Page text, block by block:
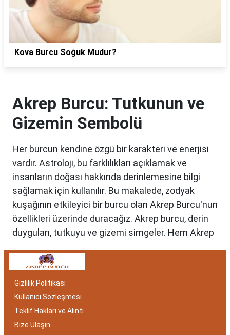
Kova Burcu Soğuk Mudur?
Akrep Burcu: Tutkunun ve
Gizemin Sembolü
Her burcun kendine özgü bir karakteri ve enerjisi
vardır. Astroloji, bu farklılıkları açıklamak ve
insanların doğası hakkında derinlemesine bilgi
sağlamak için kullanılır. Bu makalede, zodyak
kuşağının etkileyici bir burcu olan Akrep Burcu'nun
özellikleri üzerinde duracağız. Akrep burcu, derin
duyguları, tutkuyu ve gizemi simgeler. Hem Akrep
bakımından benzersizdir. Ayrıca, hangi aylar
belirlemede etkilidir.
Akrep Burcu Özellikleri:
Gizemli ve Kararlı
Gizlilik Politikası
Kullanıcı Sözleşmesi
Teklif Hakları ve Alıntı
Bize Ulaşın